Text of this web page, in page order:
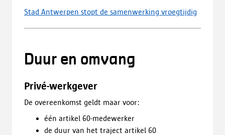
Stad Antwerpen stopt de samenwerking vroegtijdig
Duur en omvang
Privé-werkgever
De overeenkomst geldt maar voor:
één artikel 60-medewerker
de duur van het traject artikel 60